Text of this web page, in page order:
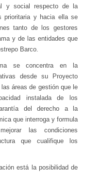
y social respecto de la
prioritaria y hacia ella se
tanto de los gestores
y de las entidades que
Barco.
se concentra en la
desde su Proyecto
áreas de gestión que le
instalada de los
del derecho a la
que interroga y formula
las condiciones
que cualifique los
está la posibilidad de